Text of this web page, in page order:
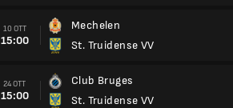
10 OTT
15:00
Mechelen
St. Truidense VV
24 OTT
15:00
Club Bruges
St. Truidense VV